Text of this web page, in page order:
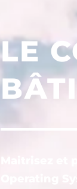
LE
Maitrisez et
Operating